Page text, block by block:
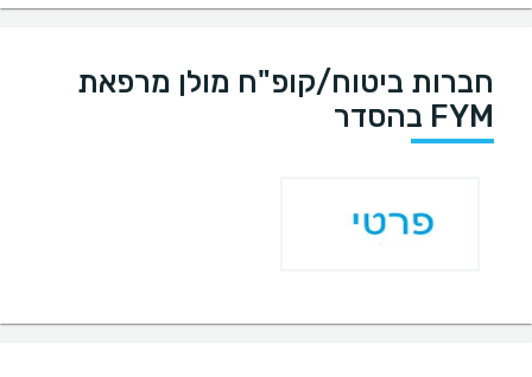
חברות ביטוח/קופ"ח מולן מרפאת
FYM בהסדר